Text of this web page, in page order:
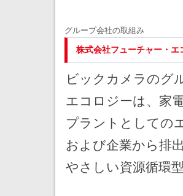
グループ会社の取組み
株式会社フューチャー・エ
ビックカメラのグ
エコロジーは、家
プラントとしての
および企業から排
やさしい資源循環